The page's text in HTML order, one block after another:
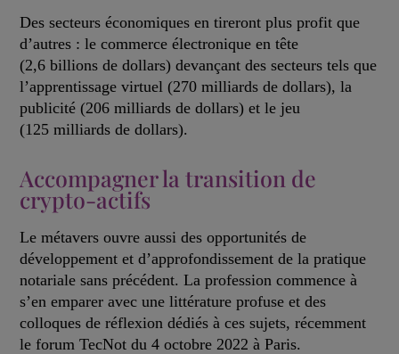
Des secteurs économiques en tireront plus profit que
d’autres : le commerce électronique en tête
(2,6 billions de dollars) devançant des secteurs tels que
l’apprentissage virtuel (270 milliards de dollars), la
publicité (206 milliards de dollars) et le jeu
(125 milliards de dollars).
Accompagner la transition de
crypto-actifs
Le métavers ouvre aussi des opportunités de
développement et d’approfondissement de la pratique
notariale sans précédent. La profession commence à
s’en emparer avec une littérature profuse et des
colloques de réflexion dédiés à ces sujets, récemment
le forum TecNot du 4 octobre 2022 à Paris.